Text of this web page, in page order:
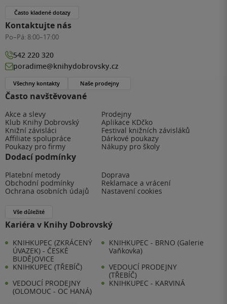
Často navštěvované
Akce a slevy
Prodejny
Klub Knihy Dobrovský
Aplikace KDčko
Knižní závisláci
Festival knižních závisláků
Affiliate spolupráce
Dárkové poukazy
Poukazy pro firmy
Nákupy pro školy
Dodací podmínky
Platební metody
Doprava
Obchodní podmínky
Reklamace a vrácení
Ochrana osobních údajů
Nastavení cookies
Vše důležité
Kariéra v Knihy Dobrovský
KNIHKUPEC (ZKRÁCENÝ
ÚVAZEK) - ČESKÉ
BUDĚJOVICE
KNIHKUPEC - BRNO (Galerie
Vaňkovka)
KNIHKUPEC (TŘEBÍČ)
VEDOUCÍ PRODEJNY
(TŘEBÍČ)
VEDOUCÍ PRODEJNY
(OLOMOUC - OC HANÁ)
KNIHKUPEC - KARVINÁ
Často kladené dotazy
Kontaktujte nás
Po–Pá: 8:00–17:00
542 220 320
poradime@knihydobrovsky.cz
Všechny kontakty Naše prodejny